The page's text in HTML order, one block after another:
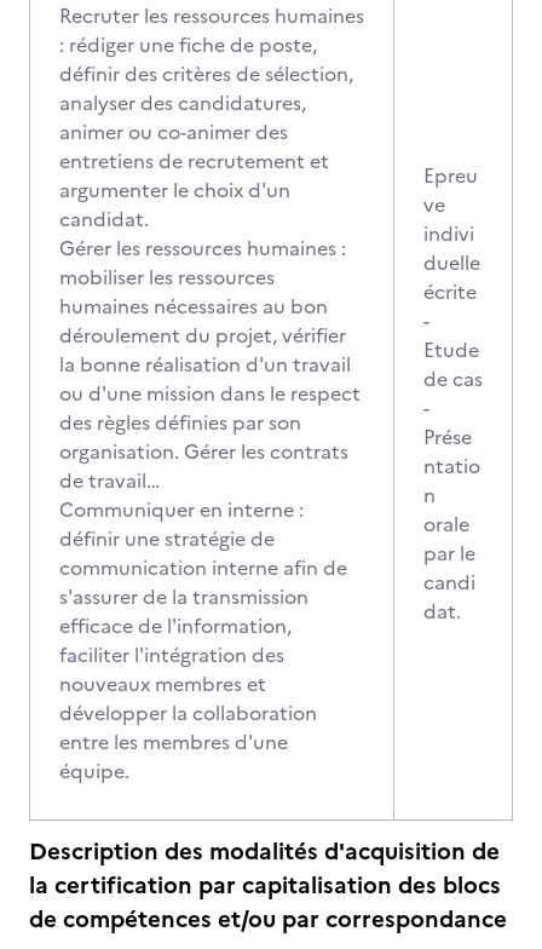
Recruter les ressources humaines
: rédiger une fiche de poste,
définir des critères de sélection,
analyser des candidatures,
animer ou co-animer des
entretiens de recrutement et
argumenter le choix d'un
candidat.
Gérer les ressources humaines :
mobiliser les ressources
humaines nécessaires au bon
déroulement du projet, vérifier
la bonne réalisation d'un travail
ou d'une mission dans le respect
des règles définies par son
organisation. Gérer les contrats
de travail…
Communiquer en interne :
définir une stratégie de
communication interne afin de
s'assurer de la transmission
efficace de l'information,
faciliter l'intégration des
nouveaux membres et
développer la collaboration
entre les membres d'une
équipe.
Epreu
ve
indivi
duelle
écrite
-
Etude
de cas
-
Prése
ntatio
n
orale
par le
candi
dat.
Description des modalités d'acquisition de
la certification par capitalisation des blocs
de compétences et/ou par correspondance